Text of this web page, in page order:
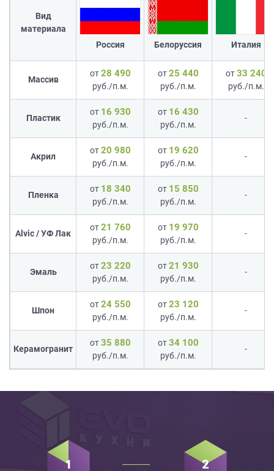
Вид
материала
Россия
Белоруссия Италия
Массив
от28 490
руб./п.м.
от25 440
руб./п.м.
от33 240
руб./п.м.
Пластик
от 16 930
руб./п.м.
от 16 430
руб./п.м.
-
Акрил
от20 980
руб./п.м.
от 19 620
руб./п.м.
-
Пленка
от 18 340
руб./п.м.
от 15 850
руб./п.м.
-
Alvic / УФ Лак
от21 760
руб./п.м.
от 19 970
руб./п.м.
-
Эмаль
от23 220
руб./п.м.
от21 930
руб./п.м.
-
Шпон
от24 550
руб./п.м.
от23 120
руб./п.м.
-
Керамогранит
от35 880
руб./п.м.
от34 100
руб./п.м.
-